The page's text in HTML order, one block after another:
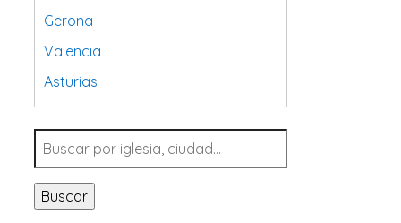
Gerona
Valencia
Asturias
Tarragona
Navarra
Valladolid
Sevilla
Buscar